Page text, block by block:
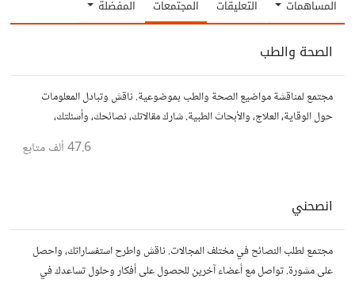
المساهمات التعليقات المجتمعات المفضلة
الصحة والطب
مجتمع لمناقشة مواضيع الصحة والطب بموضوعية. ناقش وتبادل المعلومات
حول الوقاية، العلاج، والأبحاث الطبية. شارك مقالاتك، نصائحك، وأسئلتك،
47.6 ألف متابع
انصحني
مجتمع لطلب النصائح في مختلف المجالات. ناقش واطرح استفساراتك، واحصل
على مشورة. تواصل مع أعضاء آخرين للحصول على أفكار وحلول تساعدك في